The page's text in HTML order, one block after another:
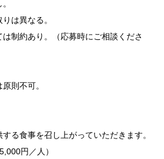
は異なる。
制約あり。（応募時にご相談くださ
則不可。
る食事を召し上がっていただきます。
円／人）